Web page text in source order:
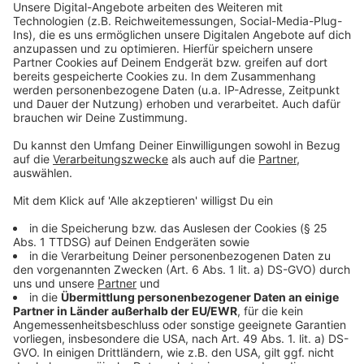
besonders lecker
Anzeige
Weitere Themen aus dem Ennepe-Ruhr-
Kreis
Anzeige
Pilz-Sammler aus Hattingen: Vorsicht vor Gefahren
Warnung vor Dauerregen und Überschwemmung
Hembecker Talstraße in Ennepetal vollgesperrt